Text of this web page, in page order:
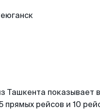
Ташкента показывает
рейсов и 10